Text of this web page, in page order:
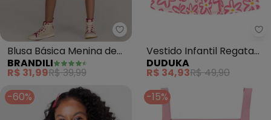
Brandili - Blusa Básica Menina
Blusa Básica Menina de
Cotton (Rosa)
BRANDILI
R$ 31,99R$ 39,99
Vestido Infantil Regata
com Saia Flores (Rosa)
DUDUKA
R$ 34,93R$ 49,90
-60%
-15%